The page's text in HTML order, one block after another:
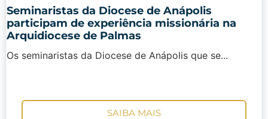
Seminaristas da Diocese de Anápolis
participam de experiência missionária na
Arquidiocese de Palmas
Os seminaristas da Diocese de Anápolis que se...
SAIBA MAIS